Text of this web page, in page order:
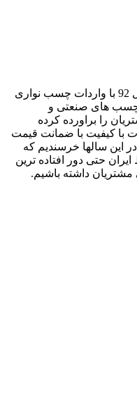
شروع کار فروشگاه آنی چسب در سال 92 با واردات چسب نواری
در بازار چسب های صنعتی و
را براورده کرده
با کیفیت با ضمانت قیمت
این سالها خرسندیم که
ایران حتی دور افتاده ترین
داشته باشیم.